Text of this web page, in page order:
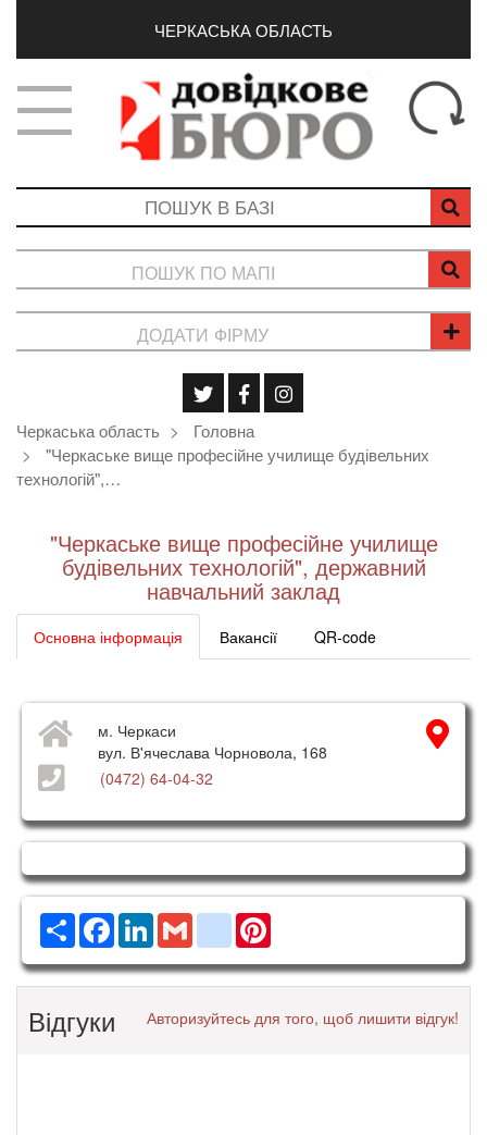
ЧЕРКАСЬКА ОБЛАСТЬ
ПОШУК ПО МАПІ
ДОДАТИ ФІРМУ
Черкаська область
Головна
"Черкаське вище професійне училище будівельних
технологій",…
"Черкаське вище професійне училище
будівельних технологій", державний
навчальний заклад
Основна інформація Вакансії QR-code
м. Черкаси
вул. В'ячеслава Чорновола, 168
(0472) 64-04-32
РесурсFacebook
LinkedInGmail google_bookmarks
Відгуки Авторизуйтесь для того, щоб лишити відгук!